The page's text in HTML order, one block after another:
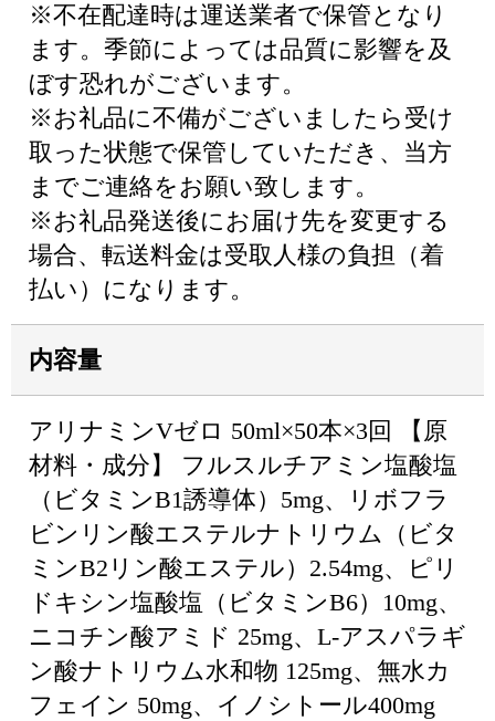
※不在配達時は運送業者で保管となり
ます。季節によっては品質に影響を及
ぼす恐れがございます。
※お礼品に不備がございましたら受け
取った状態で保管していただき、当方
までご連絡をお願い致します。
※お礼品発送後にお届け先を変更する
場合、転送料金は受取人様の負担（着
払い）になります。
内容量
アリナミンVゼロ 50ml×50本×3回 【原
材料・成分】 フルスルチアミン塩酸塩
（ビタミンB1誘導体）5mg、リボフラ
ビンリン酸エステルナトリウム（ビタ
ミンB2リン酸エステル）2.54mg、ピリ
ドキシン塩酸塩（ビタミンB6）10mg、
ニコチン酸アミド 25mg、L-アスパラギ
ン酸ナトリウム水和物 125mg、無水カ
フェイン 50mg、イノシトール400mg